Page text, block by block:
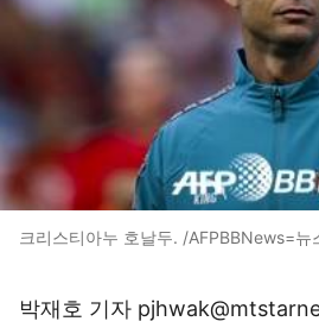
크리스티아누 호날두. /AFPBBNews=뉴
박재호 기자